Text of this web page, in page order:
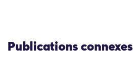
Publications connexes